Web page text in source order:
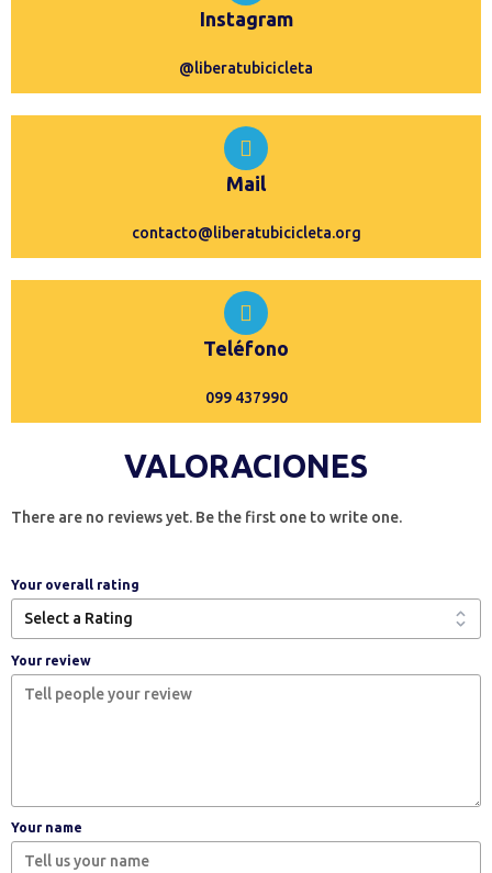
Instagram
@liberatubicicleta
Mail
contacto@liberatubicicleta.org
Teléfono
099 437990
VALORACIONES
There are no reviews yet. Be the first one to write one.
Your overall rating
Your review
Your name